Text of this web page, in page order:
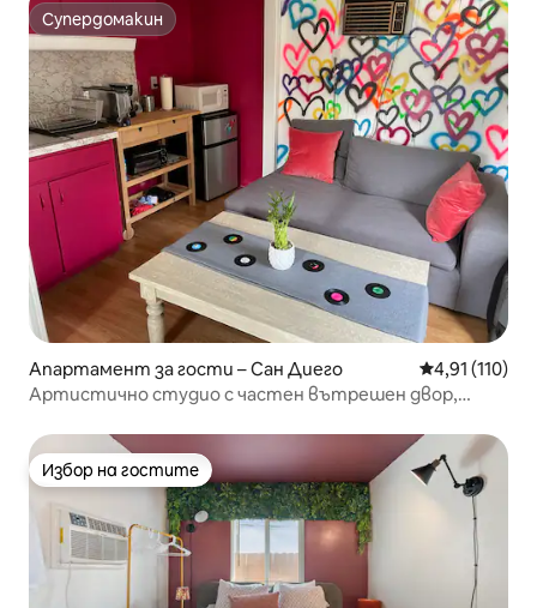
Супердомакин
Супердомакин
Апартамент за гости – Сан Диего Средна
4,91 (110)
Артистично студио с частен вътрешен двор,
Избор на гостите
Избор на гостите